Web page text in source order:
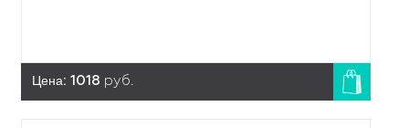
Цена: 1018 руб.